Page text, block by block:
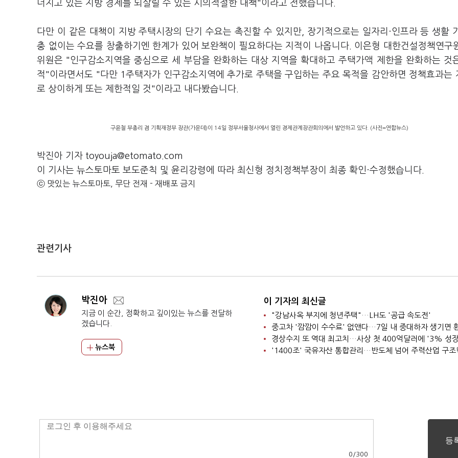
너지고 있는 지방 경제를 되살릴 수 있는 시의적절한 대책"이라고 전했습니다.
다만 이 같은 대책이 지방 주택시장의 단기 수요는 촉진할 수 있지만, 장기적으로는 일자리·인프라 등 생활
충 없이는 수요를 창출하기엔 한계가 있어 보완책이 필요하다는 지적이 나옵니다. 이은형 대한건설정책연구
위원은 "인구감소지역을 중심으로 세 부담을 완화하는 대상 지역을 확대하고 주택가액 제한을 완화하는 것
적"이라면서도 "다만 1주택자가 인구감소지역에 추가로 주택을 구입하는 주요 목적을 감안하면 정책효과는
로 상이하게 또는 제한적일 것"이라고 내다봤습니다.
구윤철 부총리 겸 기획재정부 장관(가운데)이 14일 정부서울청사에서 열린 경제관계장관회의에서 발언하고 있다. (사진=연합뉴스)
박진아 기자 toyouja@etomato.com
이 기사는 뉴스토마토 보도준칙 및 윤리강령에 따라 최신형 정치정책부장이 최종 확인·수정했습니다.
ⓒ 맛있는 뉴스토마토, 무단 전재 - 재배포 금지
관련기사
박진아
지금 이 순간, 정확하고 깊이있는 뉴스를 전달하
겠습니다.
뉴스북
이 기자의 최신글
"강남사옥 부지에 청년주택"…LH도 '공급 속도전'
중고차 '깜깜이 수수료' 없앤다…7일 내 중대하자 생기면
'1400조' 국유자산 통합관리…반도체 넘어 주력산업 구조
0 /300